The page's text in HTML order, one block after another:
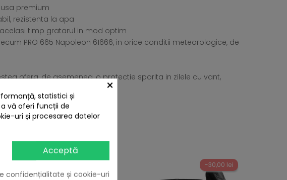
premium
rezistenta la apa
timp gratarul in mod optim
PRO 665 Napoleon 61666, in orice conditii meteorologice, de
ofera, de asemenea, o protectie sporita in zilele cu vant,
-30,00 lei
×
statistici și
vă oferi funcții de
uri și procesarea datelor
Acceptă
confidențialitate și cookie-uri